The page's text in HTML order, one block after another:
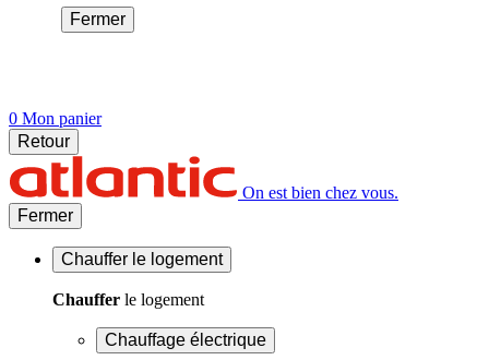
Fermer
0 Mon panier
Retour
On est bien chez vous.
Fermer
Chauffer le logement
Chauffer le logement
Chauffage électrique